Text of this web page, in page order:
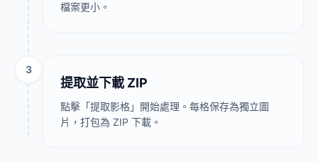
檔案更小。
3
提取並下載 ZIP
點擊「提取影格」開始處理。每格保存為獨立圖
片，打包為 ZIP 下載。